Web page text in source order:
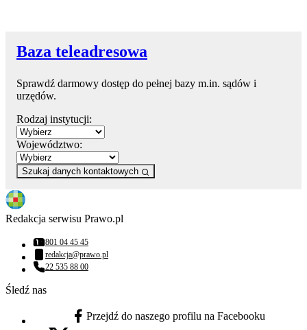
Baza teleadresowa
Sprawdź darmowy dostęp do pełnej bazy m.in. sądów i
urzędów.
Rodzaj instytucji:
Województwo:
Szukaj danych kontaktowych
Redakcja serwisu Prawo.pl
Numer telefonu:
801 04 45 45
Adres email:
redakcja@prawo.pl
Numer telefonu:
22 535 88 00
Śledź nas
facebook - otwiera się w nowej karcie
Przejdź do naszego profilu na Facebooku